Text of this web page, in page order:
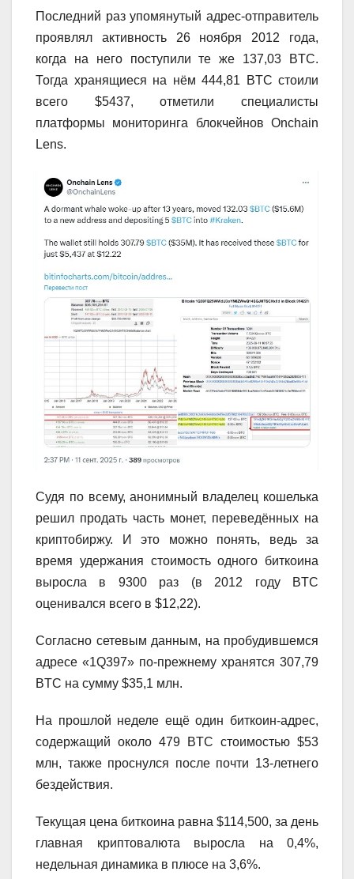
Последний раз упомянутый адрес-отправитель
проявлял активность 26 ноября 2012 года,
когда на него поступили те же 137,03 BTC.
Тогда хранящиеся на нём 444,81 BTC стоили
всего $5437, отметили специалисты
платформы мониторинга блокчейнов Onchain
Lens.
Судя по всему, анонимный владелец кошелька
решил продать часть монет, переведённых на
криптобиржу. И это можно понять, ведь за
время удержания стоимость одного биткоина
выросла в 9300 раз (в 2012 году BTC
оценивался всего в $12,22).
Согласно сетевым данным, на пробудившемся
адресе «1Q397» по-прежнему хранятся 307,79
BTC на сумму $35,1 млн.
На прошлой неделе ещё один биткоин-адрес,
содержащий около 479 BTC стоимостью $53
млн, также проснулся после почти 13-летнего
бездействия.
Текущая цена биткоина равна $114,500, за день
главная криптовалюта выросла на 0,4%,
недельная динамика в плюсе на 3,6%.